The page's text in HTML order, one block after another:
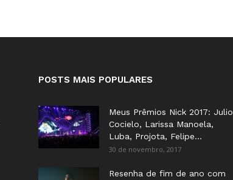
POSTS MAIS POPULARES
Meus Prêmios Nick 2017: Julio
Cocielo, Larissa Manoela,
Luba, Projota, Felipe...
30 de novembro, 2017
Resenha de fim de ano com